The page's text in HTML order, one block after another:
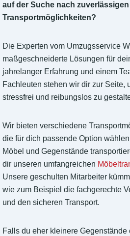
auf der Suche nach zuverlässigen
Transportmöglichkeiten?
Die Experten vom Umzugsservice
maßgeschneiderte Lösungen für
jahrelanger Erfahrung und einem
Fachleuten stehen wir dir zur Seite,
stressfrei und reibungslos zu
Wir bieten verschiedene
die für dich passende Option
Möbel und Gegenstände
dir unseren umfangreichen
Unsere geschulten Mitarbeiter
wie zum Beispiel die fachgerechte
und den sicheren Transport.
Falls du eher kleinere Gegenstände